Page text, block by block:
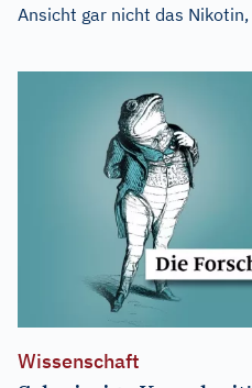
Ansicht gar nicht das
Wissenschaft